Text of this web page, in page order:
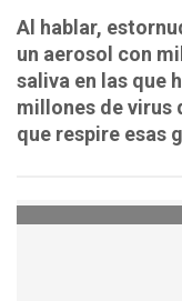
Al hablar,
un aerosol con
saliva en las que
millones de virus
que respire esas